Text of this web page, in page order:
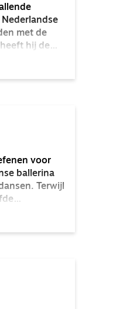
met de
hij de
voor
ballerina
Terwijl
merry